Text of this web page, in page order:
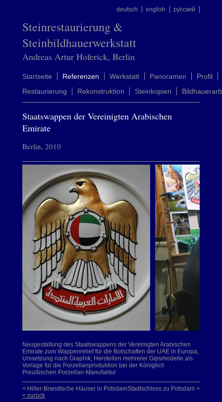
deutsch english ру́сский
Steinrestaurierung &
Steinbildhauerwerkstatt
Andreas Artur Hoferick, Berlin
Startseite Referenzen Werkstatt Panoramen
Profil
Restaurierung
Rekonstruktion Steinkopien
Staatswappen der Vereinigten Arabischen
Emirate
Berlin, 2010
Neugestaltung des Staatswappens der Vereinigten Arabischen
Emirate zum Wappenrelief für die Botschaften der UAE in Europa,
Umsetzung nach Graphik, Herstellen mehrerer Gipsmodelle als
Vorlage für die Porzellanproduktion bei der Königlich
Preußischen Porzellan-Manufaktur
Stadtschloss zu Potsdam >
< Hiller-Brandtsche Häuser in Potsdam
< zurück